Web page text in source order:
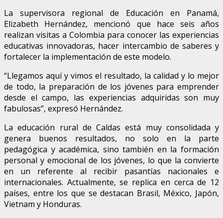
La supervisora regional de Educación en Panamá,
Elizabeth Hernández, mencionó que hace seis años
realizan visitas a Colombia para conocer las experiencias
educativas innovadoras, hacer intercambio de saberes y
fortalecer la implementación de este modelo.
“Llegamos aquí y vimos el resultado, la calidad y lo mejor
de todo, la preparación de los jóvenes para emprender
desde el campo, las experiencias adquiridas son muy
fabulosas”, expresó Hernández.
La educación rural de Caldas está muy consolidada y
genera buenos resultados, no solo en la parte
pedagógica y académica, sino también en la formación
personal y emocional de los jóvenes, lo que la convierte
en un referente al recibir pasantías nacionales e
internacionales. Actualmente, se replica en cerca de 12
países, entre los que se destacan Brasil, México, Japón,
Vietnam y Honduras.